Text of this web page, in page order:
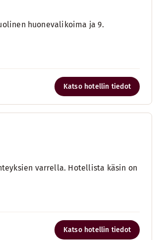
huonevalikoima ja 9.
Katso hotellin tiedot
varrella. Hotellista käsin on
Katso hotellin tiedot